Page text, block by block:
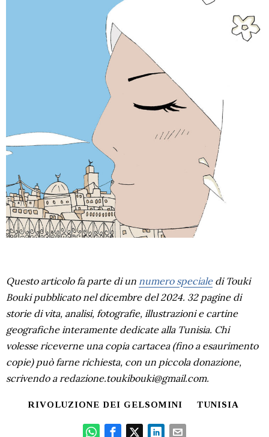
Questo articolo fa parte di un numero specialedi Touki
Bouki pubblicato nel dicembre del 2024. 32 pagine di
storie di vita, analisi, fotografie, illustrazioni e cartine
geografiche interamente dedicate alla Tunisia. Chi
volesse riceverne una copia cartacea (fino a esaurimento
copie) può farne richiesta, con un piccola donazione,
scrivendo a redazione.toukibouki@gmail.com.
RIVOLUZIONE DEI GELSOMINI TUNISIA